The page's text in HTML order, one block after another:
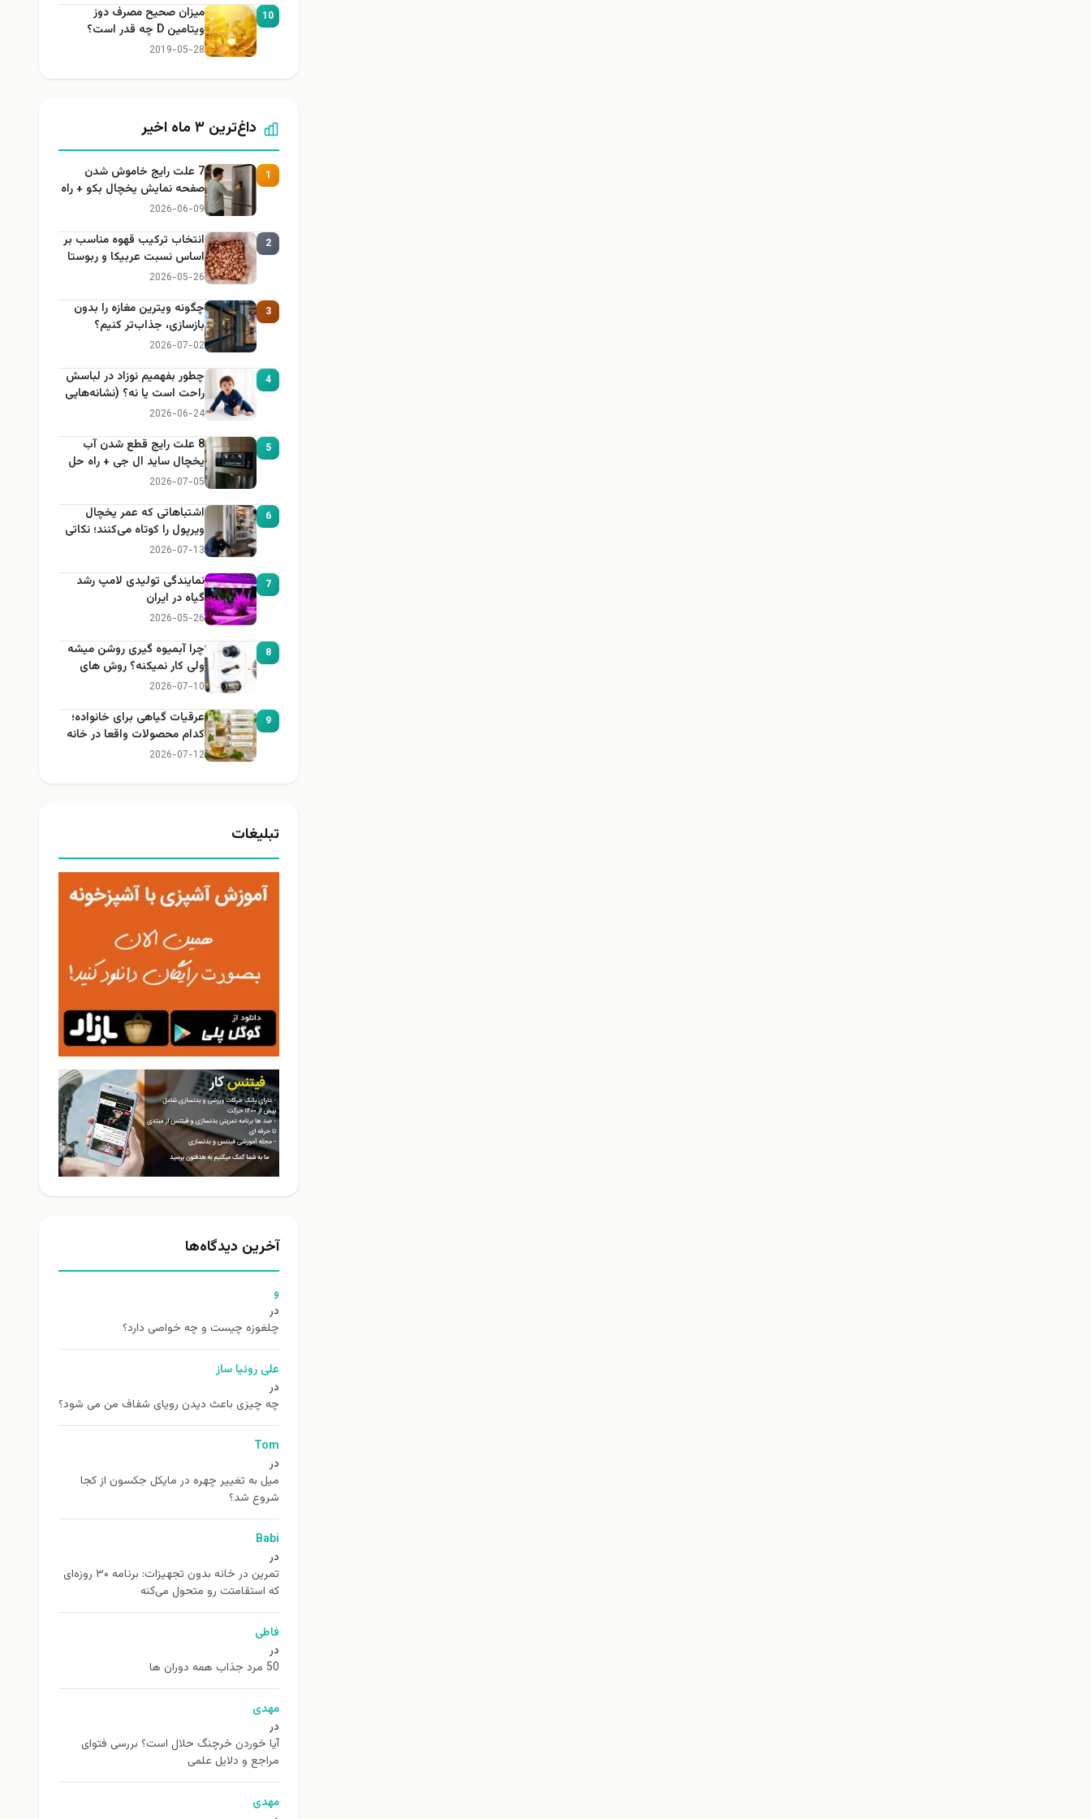
10
میزان صحیح مصرف دوز
ویتامین D چه قدر است؟
2019-05-28
داغ‌ترین ۳ ماه اخیر
1
7 علت رایج خاموش شدن
صفحه نمایش یخچال بکو + راه
حل
2026-06-09
2
انتخاب ترکیب قهوه مناسب بر
اساس نسبت عربیکا و ربوستا
2026-05-26
3
چگونه ویترین مغازه را بدون
بازسازی، جذاب‌تر کنیم؟
2026-07-02
4
چطور بفهمیم نوزاد در لباسش
راحت است یا نه؟ (نشانه‌هایی
که هر مادر باید بداند)
2026-06-24
5
8 علت رایج قطع شدن آب
یخچال ساید ال جی + راه حل
2026-07-05
6
اشتباهاتی که عمر یخچال
ویرپول را کوتاه می‌کنند؛ نکاتی
که باید بدانید
2026-07-13
7
نمایندگی تولیدی لامپ رشد
گیاه در ایران
2026-05-26
8
چرا آبمیوه گیری روشن میشه
ولی کار نمیکنه؟ روش های
عیب یابی
2026-07-10
9
عرقیات گیاهی برای خانواده؛
کدام محصولات واقعا در خانه
کاربرد دارند؟
2026-07-12
تبلیغات
آخرین دیدگاه‌ها
و
در
چلغوزه چیست و چه خواصی دارد؟
علی روئیا ساز
در
چه چیزی باعث دیدن رویای شفاف من می شود؟
Tom
در
ميل به تغيير چهره در مایکل جکسون از كجا
شروع شد؟
Babi
در
تمرین در خانه بدون تجهیزات: برنامه ۳۰ روزه‌ای
که استقامتت رو متحول می‌کنه
فاطی
در
50 مرد جذاب همه دوران ها
مهدی
در
آیا خوردن خرچنگ حلال است؟ بررسی فتوای
مراجع و دلایل علمی
مهدی